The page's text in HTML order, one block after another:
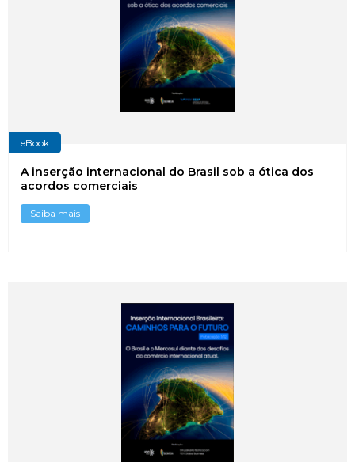
eBook
A inserção internacional do Brasil sob a ótica dos
acordos comerciais
Saiba mais